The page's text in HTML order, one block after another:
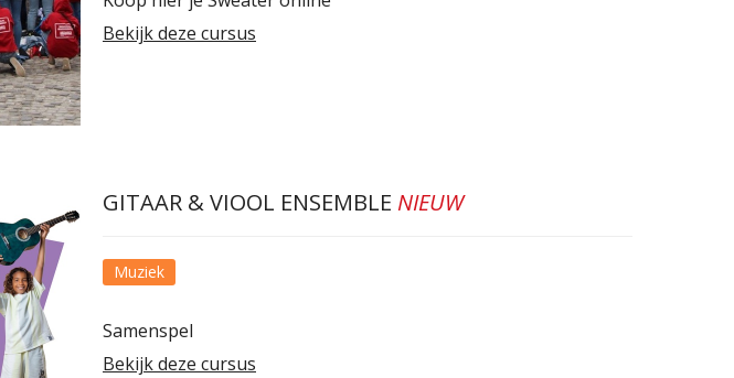
Bekijk deze cursus
GITAAR & VIOOL ENSEMBLE NIEUW
Muziek
Samenspel
Bekijk deze cursus